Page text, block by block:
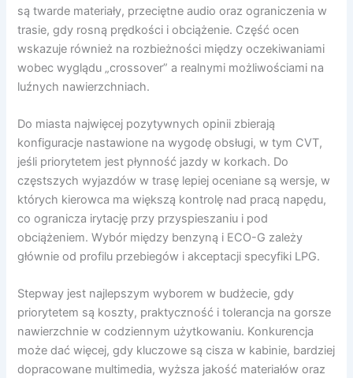
są twarde materiały, przeciętne audio oraz ograniczenia w
trasie, gdy rosną prędkości i obciążenie. Część ocen
wskazuje również na rozbieżności między oczekiwaniami
wobec wyglądu „crossover” a realnymi możliwościami na
luźnych nawierzchniach.
Do miasta najwięcej pozytywnych opinii zbierają
konfiguracje nastawione na wygodę obsługi, w tym CVT,
jeśli priorytetem jest płynność jazdy w korkach. Do
częstszych wyjazdów w trasę lepiej oceniane są wersje, w
których kierowca ma większą kontrolę nad pracą napędu,
co ogranicza irytację przy przyspieszaniu i pod
obciążeniem. Wybór między benzyną i ECO-G zależy
głównie od profilu przebiegów i akceptacji specyfiki LPG.
Stepway jest najlepszym wyborem w budżecie, gdy
priorytetem są koszty, praktyczność i tolerancja na gorsze
nawierzchnie w codziennym użytkowaniu. Konkurencja
może dać więcej, gdy kluczowe są cisza w kabinie, bardziej
dopracowane multimedia, wyższa jakość materiałów oraz